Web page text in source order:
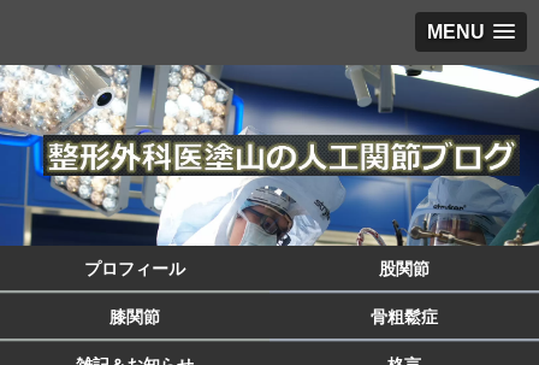
MENU
プロフィール 股関節
膝関節 骨粗鬆症